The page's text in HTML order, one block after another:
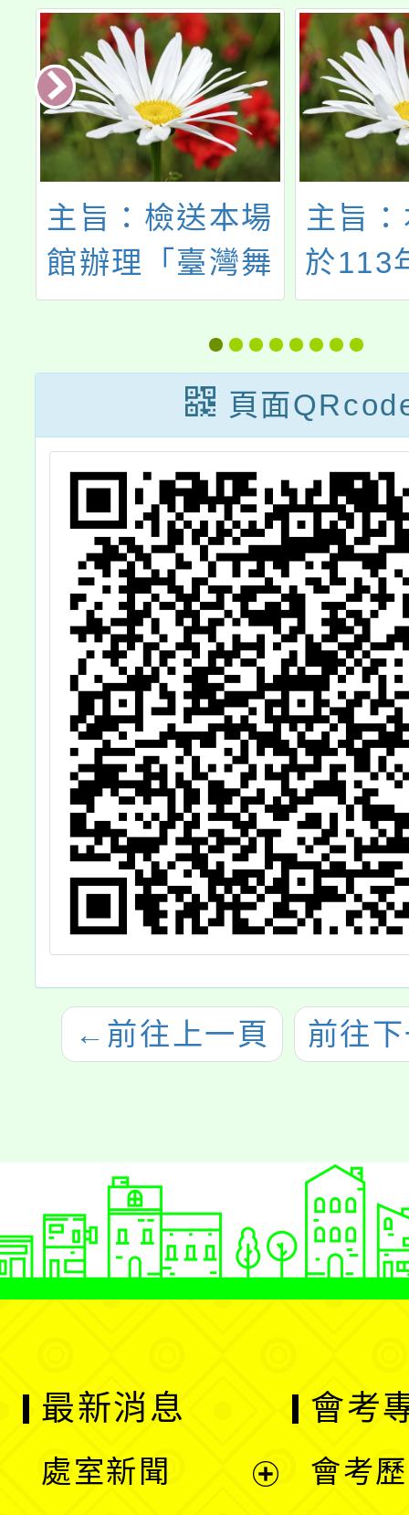
主旨：檢送本場
館辦理「臺灣舞
蹈記憶地圖」計
畫115年度
「2026舞蹈書寫
工作坊」及「跳
過舞的人，集
合！」全民舞蹈
照片徵件活動簡
章各乙份，敬請
協助公告，並鼓
勵師長參與工作
坊、師生參與照
片徵件，請查
照。
主旨
於113
日～
日於
學教
側特
「史
恐龍
協助
鼓勵
踴躍
劃進
及其
參考
頁面
← 前往上一頁 前往
最新消息
處室新聞
會考
會考